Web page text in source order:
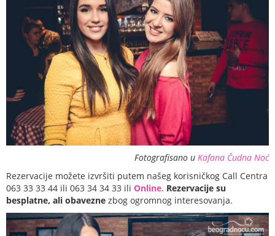
Fotografisano u Kafana Čudna Noć
Rezervacije možete izvršiti putem našeg korisničkog Call Centra
063 33 33 44 ili 063 34 34 33 ili Online. Rezervacije su
besplatne, ali obavezne zbog ogromnog interesovanja.